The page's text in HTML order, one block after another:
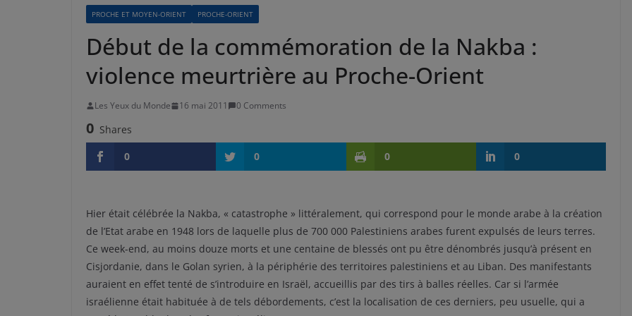
PROCHE ET MOYEN-ORIENT PROCHE-ORIENT
Début de la commémoration de la Nakba :
violence meurtrière au Proche-Orient
Les Yeux du Monde 16 mai 2011 0 Comments
0 Shares
0
0 0 0
Hier était célébrée la Nakba, « catastrophe » littéralement, qui correspond pour le monde arabe à la création
de l’Etat arabe en 1948 lors de laquelle plus de 700 000 Palestiniens arabes furent expulsés de leurs terres.
Ce week-end, au moins douze morts et une centaine de blessés ont pu être dénombrés jusqu’à présent en
Cisjordanie, dans le Golan syrien, à la périphérie des territoires palestiniens et au Liban. Des manifestants
auraient en effet tenté de s’introduire en Israël, accueillis par des tirs à balles réelles. Car si l’armée
israélienne était habituée à de tels débordements, c’est la localisation de ces derniers, peu usuelle, qui a